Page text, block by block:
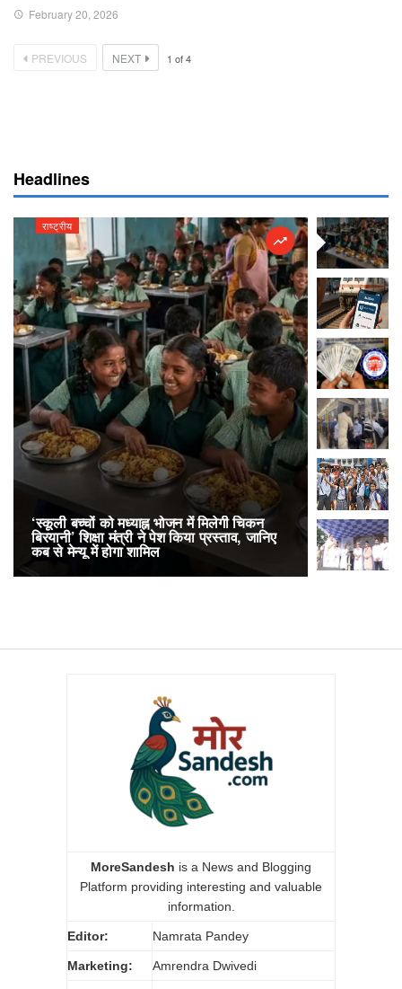
February 20, 2026
PREVIOUS NEXT 1 of4
Headlines
राष्ट्रीय
‘स्कूली बच्चों को मध्याह्न भोजन में मिलेगी चिकन
बिरयानी’ शिक्षा मंत्री ने पेश किया प्रस्ताव, जानिए
कब से मेन्यू में होगा शामिल
राष्ट्रीय
RailOne
लोकप्रिय,
अनारक्षित
MoreSandesh is a News and Blogging
Platform providing interesting and valuable
information.
Editor: Namrata Pandey
Marketing: Amrendra Dwivedi